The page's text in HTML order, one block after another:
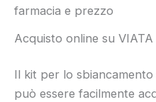
farmacia e prezzo
Acquisto online su VIATA
Il kit per lo
può essere facilmente